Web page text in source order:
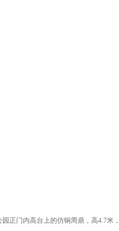
正门内高台上的仿铜周鼎，高4.7米